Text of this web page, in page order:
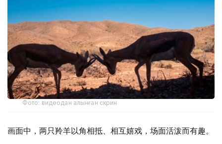
Фото: видеодан алынған скрин
画面中，两只羚羊以角相抵、相互嬉戏，场面活泼而有趣。